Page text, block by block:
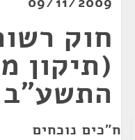
חוק
התשע"ב-
ח"כים נוכחים